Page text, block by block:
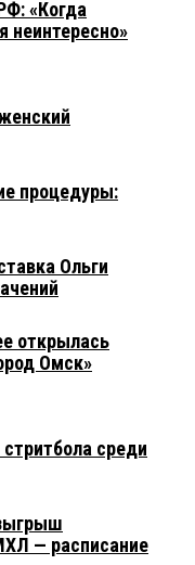
«Когда
неинтересно»
процедуры:
Ольги
открылась
Омск»
среди
— расписание